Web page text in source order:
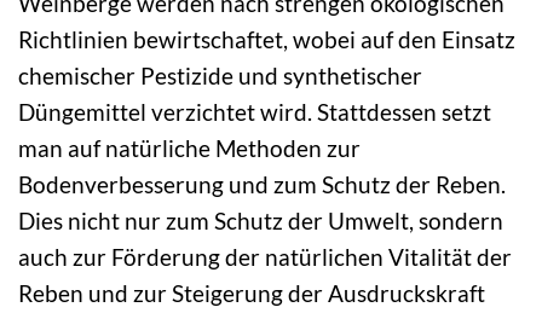
Richtlinien bewirtschaftet, wobei auf den Einsatz
chemischer Pestizide und synthetischer
Düngemittel verzichtet wird. Stattdessen setzt
man auf natürliche Methoden zur
Bodenverbesserung und zum Schutz der Reben.
Dies nicht nur zum Schutz der Umwelt, sondern
auch zur Förderung der natürlichen Vitalität der
Reben und zur Steigerung der Ausdruckskraft